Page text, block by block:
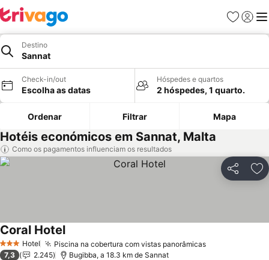
Favoritos
Iniciar
Destino
Sannat
Check-in/out
Escolha as datas
Hóspedes e quartos
2 hóspedes, 1 quarto.
Ordenar Filtrar Mapa
Hotéis económicos em Sannat, Malta
Como os pagamentos influenciam os resultados
Partilhar
3 EstrelasHotel Piscina na cobertura com vistas panorâmicasVer preços
Coral HotelVer preços
7,3 2.245 Bugibba, a 18.3 km de Sannat